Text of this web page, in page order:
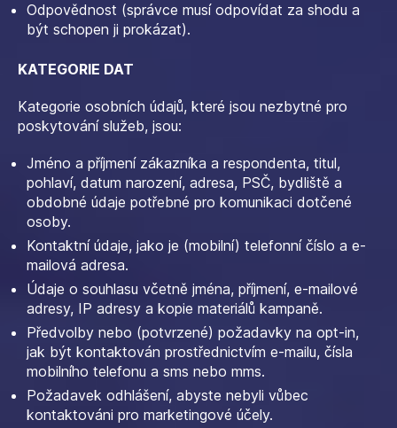
Odpovědnost (správce musí odpovídat za shodu a
být schopen ji prokázat).
KATEGORIE DAT
Kategorie osobních údajů, které jsou nezbytné pro
poskytování služeb, jsou:
Jméno a příjmení zákazníka a respondenta, titul,
pohlaví, datum narození, adresa, PSČ, bydliště a
obdobné údaje potřebné pro komunikaci dotčené
osoby.
Kontaktní údaje, jako je (mobilní) telefonní číslo a e-
mailová adresa.
Údaje o souhlasu včetně jména, příjmení, e-mailové
adresy, IP adresy a kopie materiálů kampaně.
Předvolby nebo (potvrzené) požadavky na opt-in,
jak být kontaktován prostřednictvím e-mailu, čísla
mobilního telefonu a sms nebo mms.
Požadavek odhlášení, abyste nebyli vůbec
kontaktováni pro marketingové účely.